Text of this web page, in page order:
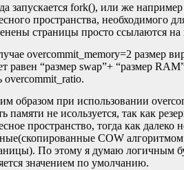
запускается fork(), или же
пространства, необходимого
страницы просто ссылаются
overcommit_memory=2 размер
равен “размер swap”+ “размер RAM
overcommit_ratio.
образом при использовании
памяти не исользуется, так как
пространство, тогда как далеко
COW
По этому я думаю логичным
значением по умолчанию.